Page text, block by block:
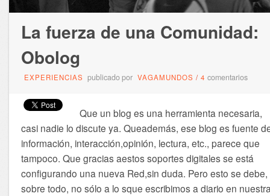
La fuerza de una Comunidad:
Obolog
EXPERIENCIAS publicado por VAGAMUNDOS / 4 comentarios
Que un blog es una herramienta necesaria,
casi nadie lo discute ya. Queademás, ese blog es fuente
información, interacción,opinión, lectura, etc., parece que
tampoco. Que gracias aestos soportes digitales se está
configurando una nueva Red,sin duda. Pero esto se debe,
sobre todo, no sólo a lo sque escribimos a diario en